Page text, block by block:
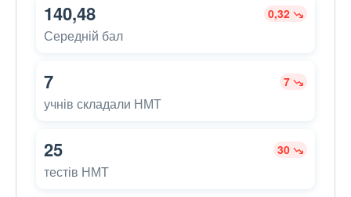
140,48 0,32
Середній бал
7 7
учнів складали НМТ
25 30
тестів НМТ